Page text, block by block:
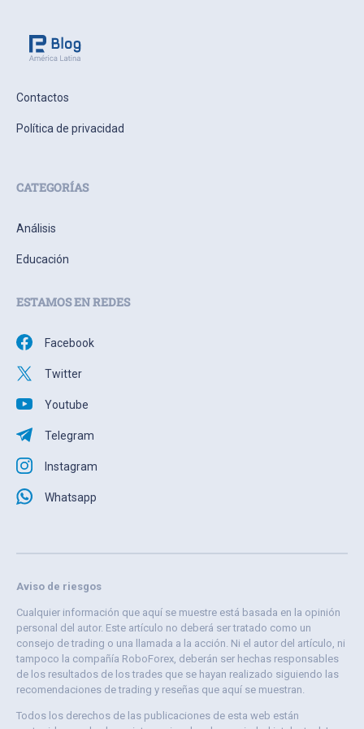
Contactos
Política de privacidad
CATEGORÍAS
Análisis
Educación
ESTAMOS EN REDES
Facebook
Twitter
Youtube
Telegram
Instagram
Whatsapp
Aviso de riesgos
Cualquier información que aquí se muestre está basada en la opinión
personal del autor. Este artículo no deberá ser tratado como un
consejo de trading o una llamada a la acción. Ni el autor del artículo, ni
tampoco la compañía RoboForex, deberán ser hechas responsables
de los resultados de los trades que se hayan realizado siguiendo las
recomendaciones de trading y reseñas que aquí se muestran.
Todos los derechos de las publicaciones de esta web están